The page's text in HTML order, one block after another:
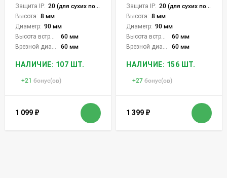
Защита IP: 20 (для сухих пом.)
Высота: 8 мм
Диаметр: 90 мм
60 мм
60 мм
НАЛИЧИЕ: 107 ШТ.
+21 бонус(ов)
1 099 ₽
Защита IP: 20 (для сухих пом.)
Высота: 8 мм
Диаметр: 90 мм
60 мм
60 мм
НАЛИЧИЕ: 156 ШТ.
+27 бонус(ов)
1 399 ₽